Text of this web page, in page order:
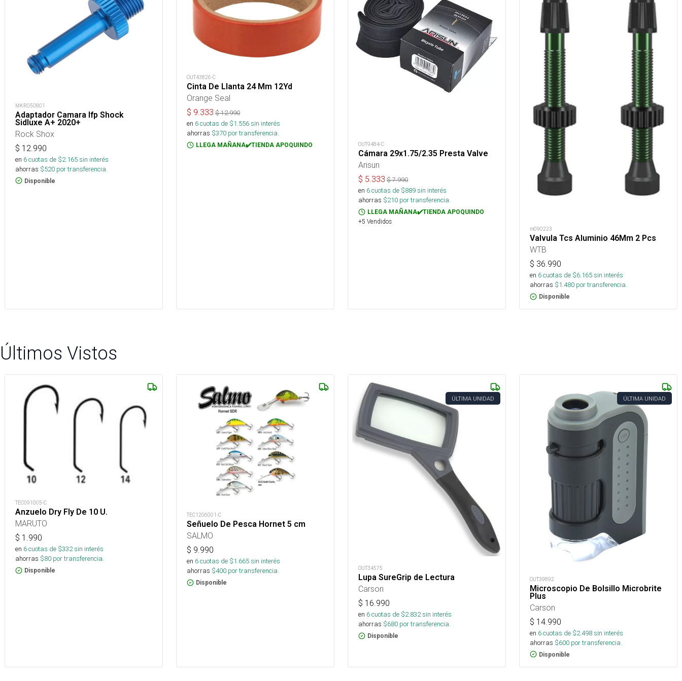
MKR050801
Adaptador Camara Ifp Shock
Sidluxe A+ 2020+
Rock Shox
$ 12.990
en 6cuotas de $2.165sin interés
ahorras $520 por transferencia.
Disponible
OUT43826-C
Cinta De Llanta 24 Mm 12Yd
Orange Seal
$ 9.333 $12.990
en 6cuotas de $1.556sin interés
ahorras $370 por transferencia.
LLEGA MAÑANA✔️TIENDA APOQUINDO OUT9484-C
Cámara 29x1.75/2.35 Presta Valve
Arisun
$ 5.333 $7.990
en 6cuotas de $889sin interés
ahorras $210 por transferencia.
LLEGA MAÑANA✔️TIENDA APOQUINDO
+5 Vendidos
m090223
Valvula Tcs Aluminio 46Mm 2 Pcs
WTB
$ 36.990
en 6cuotas de $6.165sin interés
ahorras $1.480 por transferencia.
Disponible
Últimos Vistos
TEC091005-C
Anzuelo Dry Fly De 10 U.
MARUTO
$ 1.990
en 6cuotas de $332sin interés
ahorras $80 por transferencia.
Disponible
TEC1206001-C
Señuelo De Pesca Hornet 5 cm
SALMO
$ 9.990
en 6cuotas de $1.665sin interés
ahorras $400 por transferencia.
Disponible
ÚLTIMA UNIDAD
OUT34575
Lupa SureGrip de Lectura
Carson
$ 16.990
en 6cuotas de $2.832sin interés
ahorras $680 por transferencia.
Disponible
ÚLTIMA UNIDAD
OUT39892
Microscopio De Bolsillo Microbrite
Plus
Carson
$ 14.990
en 6cuotas de $2.498sin interés
ahorras $600 por transferencia.
Disponible